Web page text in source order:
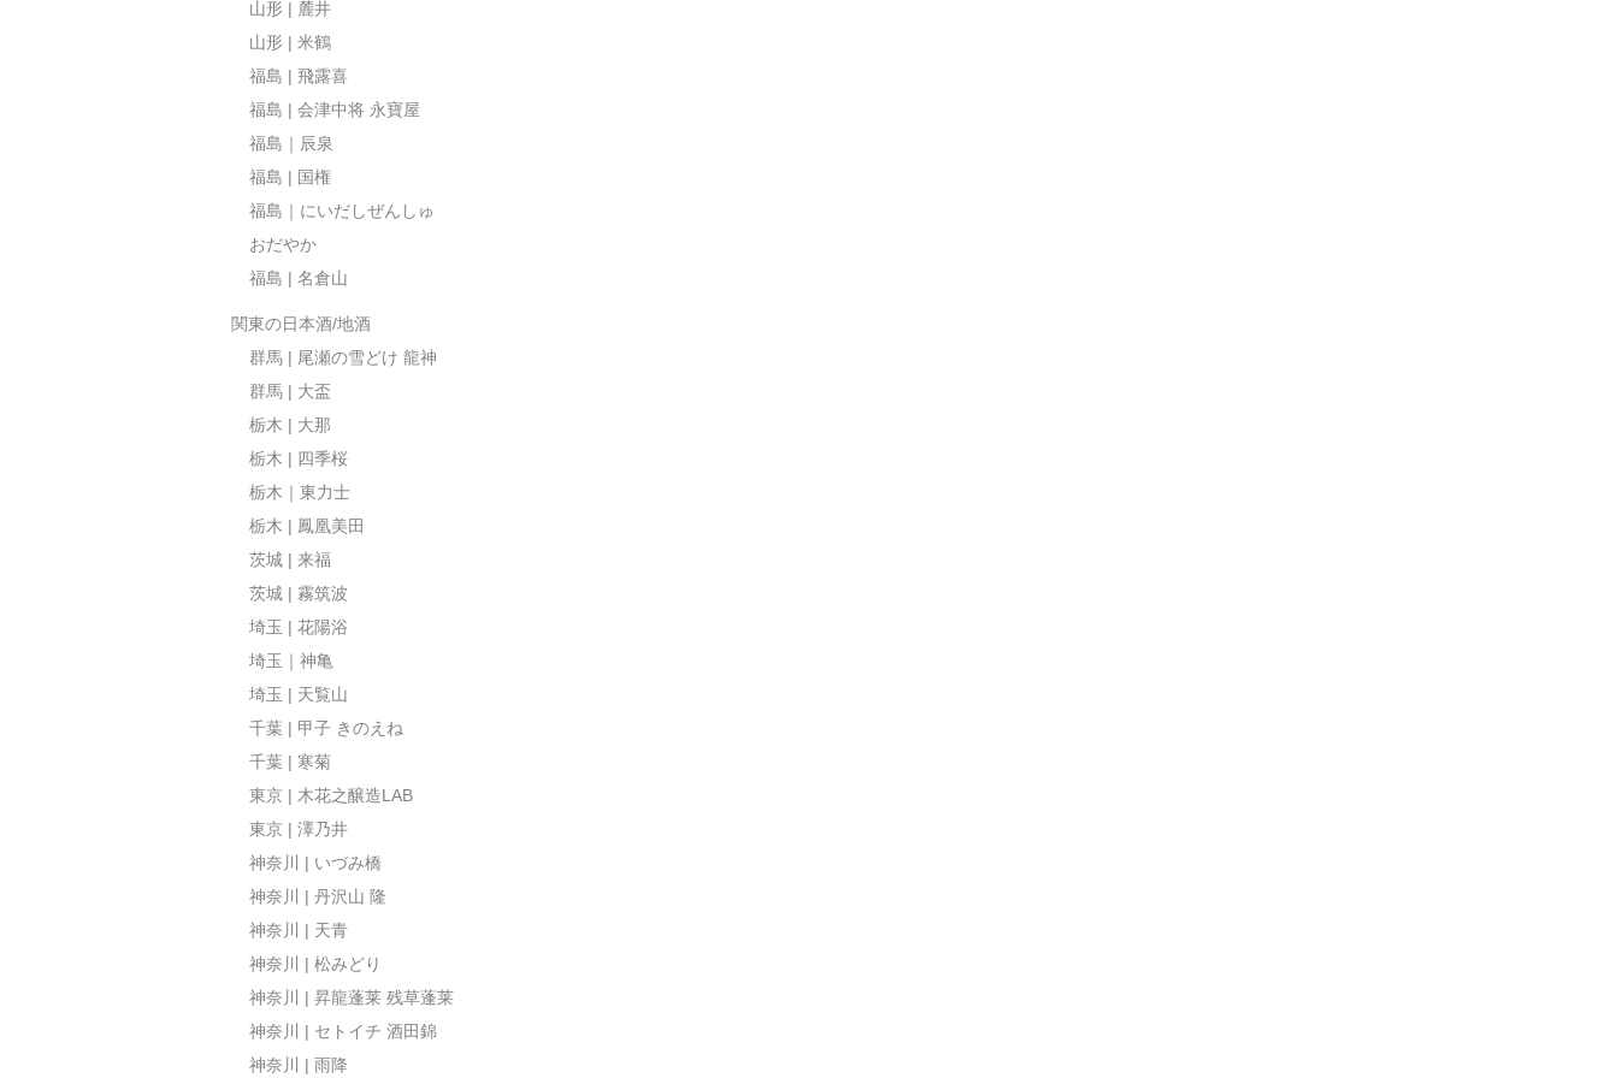
山形 | 麓井
山形 | 米鶴
福島 | 飛露喜
福島 | 会津中将 永寶屋
福島｜辰泉
福島 | 国権
福島｜にいだしぜんしゅ
おだやか
福島 | 名倉山
関東の日本酒/地酒
群馬 | 尾瀬の雪どけ 龍神
群馬 | 大盃
栃木 | 大那
栃木 | 四季桜
栃木｜東力士
栃木 | 鳳凰美田
茨城 | 来福
茨城 | 霧筑波
埼玉 | 花陽浴
埼玉｜神亀
埼玉 | 天覧山
千葉 | 甲子 きのえね
千葉 | 寒菊
東京 | 木花之醸造LAB
東京 | 澤乃井
神奈川 | いづみ橋
神奈川 | 丹沢山 隆
神奈川 | 天青
神奈川 | 松みどり
神奈川 | 昇龍蓬莱 残草蓬莱
神奈川 | セトイチ 酒田錦
神奈川 | 雨降